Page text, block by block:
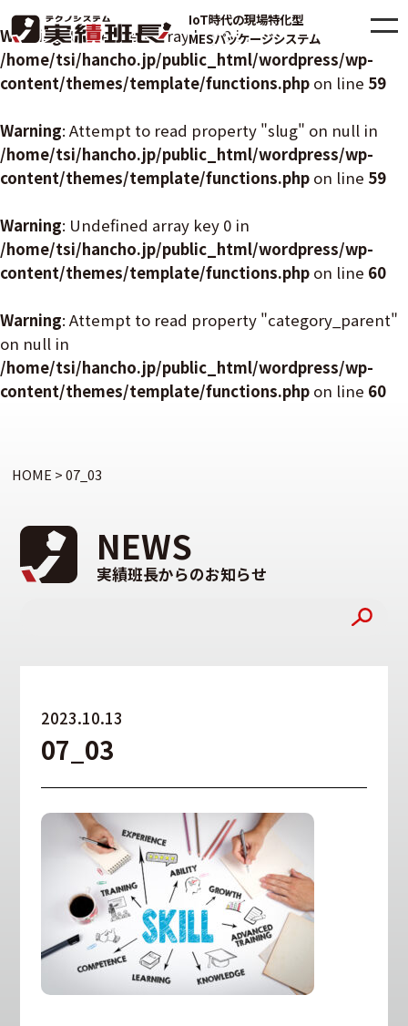
Warning: Undefined array key 0 in
/home/tsi/hancho.jp/public_html/wordpress/wp-
content/themes/template/functions.php on line 59
Warning: Attempt to read property "slug" on null in
/home/tsi/hancho.jp/public_html/wordpress/wp-
content/themes/template/functions.php on line 59
Warning: Undefined array key 0 in
/home/tsi/hancho.jp/public_html/wordpress/wp-
content/themes/template/functions.php on line 60
Warning: Attempt to read property "category_parent"
on null in
/home/tsi/hancho.jp/public_html/wordpress/wp-
content/themes/template/functions.php on line 60
IoT時代の現場特化型
MESパッケージシステム
HOME >07_03
NEWS
実績班長からのお知らせ
2023.10.13
07_03